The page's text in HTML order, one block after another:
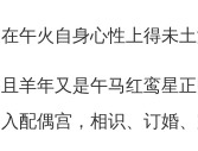
在午火自身心性上得未
且羊年又是午马红鸾星
入配偶宫，相识、订婚